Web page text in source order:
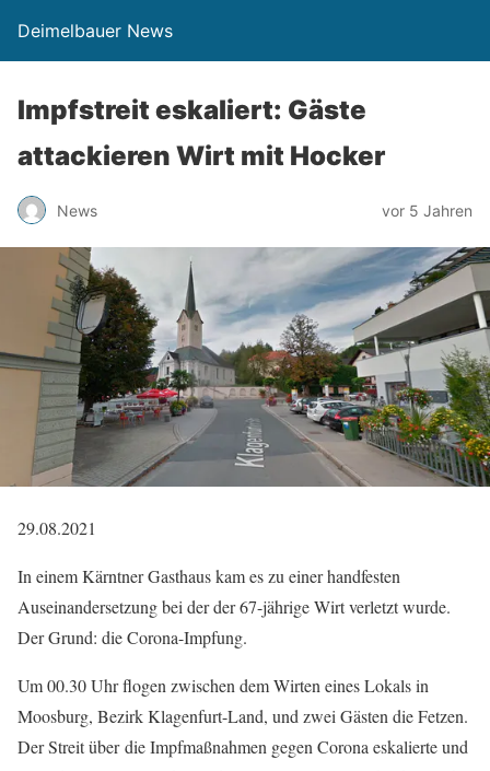
Deimelbauer News
Impfstreit eskaliert: Gäste
attackieren Wirt mit Hocker
News vor 5 Jahren
29.08.2021
In einem Kärntner Gasthaus kam es zu einer handfesten
Auseinandersetzung bei der der 67-jährige Wirt verletzt wurde.
Der Grund: die Corona-Impfung.
Um 00.30 Uhr flogen zwischen dem Wirten eines Lokals in
Moosburg, Bezirk Klagenfurt-Land, und zwei Gästen die Fetzen.
Der Streit über die Impfmaßnahmen gegen Corona eskalierte und